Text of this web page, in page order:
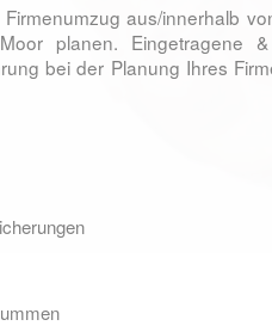
aus/innerhalb
planen. Eingetragene &
bei der Planung Ihres